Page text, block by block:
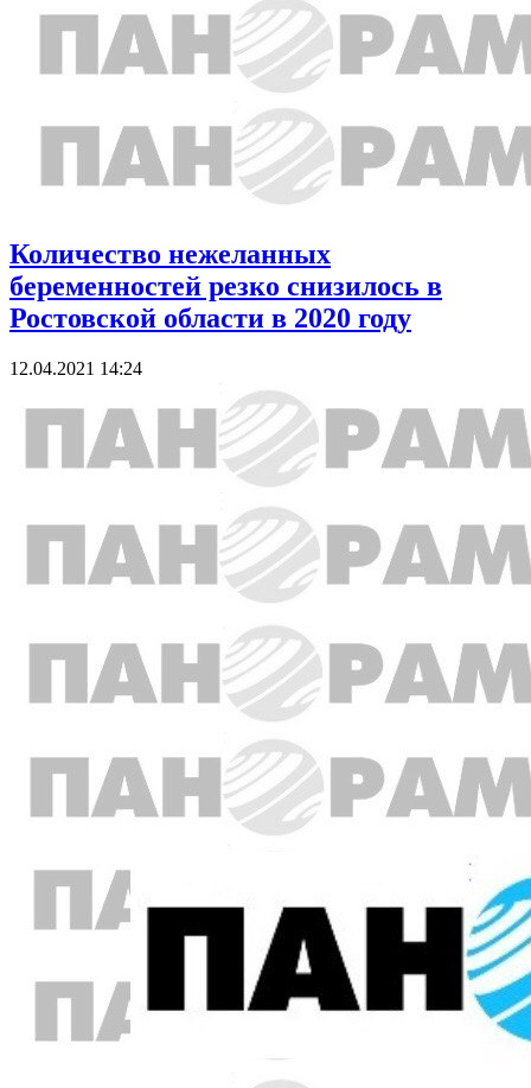
Количество нежеланных
беременностей резко снизилось в
Ростовской области в 2020 году
12.04.2021 14:24